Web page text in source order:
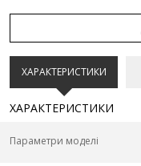
ХАРАКТЕРИСТИКИ
ХАРАКТЕРИСТИКИ
Параметри моделі